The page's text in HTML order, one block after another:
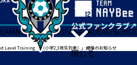
閉じる
NEWSGOODSFANACADEMY
Level Training （小学2,3年生対象）」開催のお知らせ